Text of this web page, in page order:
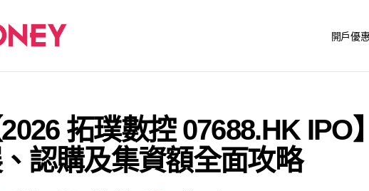
開戶優惠
2026 拓璞數控 07688.HK
認購及集資額全面攻略